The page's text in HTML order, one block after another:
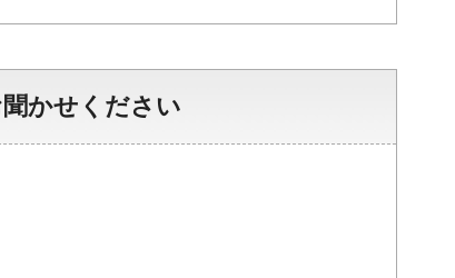
かせください